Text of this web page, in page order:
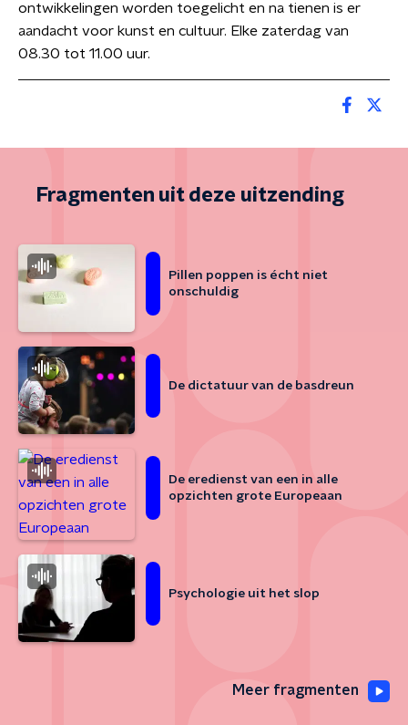
ontwikkelingen worden toegelicht en na tienen is er
aandacht voor kunst en cultuur. Elke zaterdag van
08.30 tot 11.00 uur.
Fragmenten uit deze uitzending
Pillen poppen is écht niet
onschuldig
De dictatuur van de basdreun
De eredienst van een in alle
opzichten grote Europeaan
Psychologie uit het slop
Meer fragmenten